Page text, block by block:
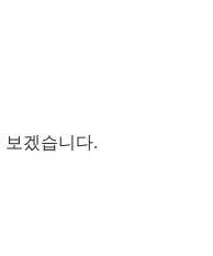
겠습니다.